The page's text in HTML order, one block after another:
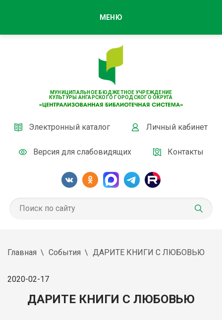
МУНИЦИПАЛЬНОЕ БЮДЖЕТНОЕ УЧРЕЖДЕНИЕ
КУЛЬТУРЫ АНГАРСКОГО ГОРОДСКОГО ОКРУГА
Электронный каталог Личный кабинет
Версия для слабовидящих Контакты
МЕНЮ
Главная События ДАРИТЕ КНИГИ С ЛЮБОВЬЮ
2020-02-17
ДАРИТЕ КНИГИ С ЛЮБОВЬЮ